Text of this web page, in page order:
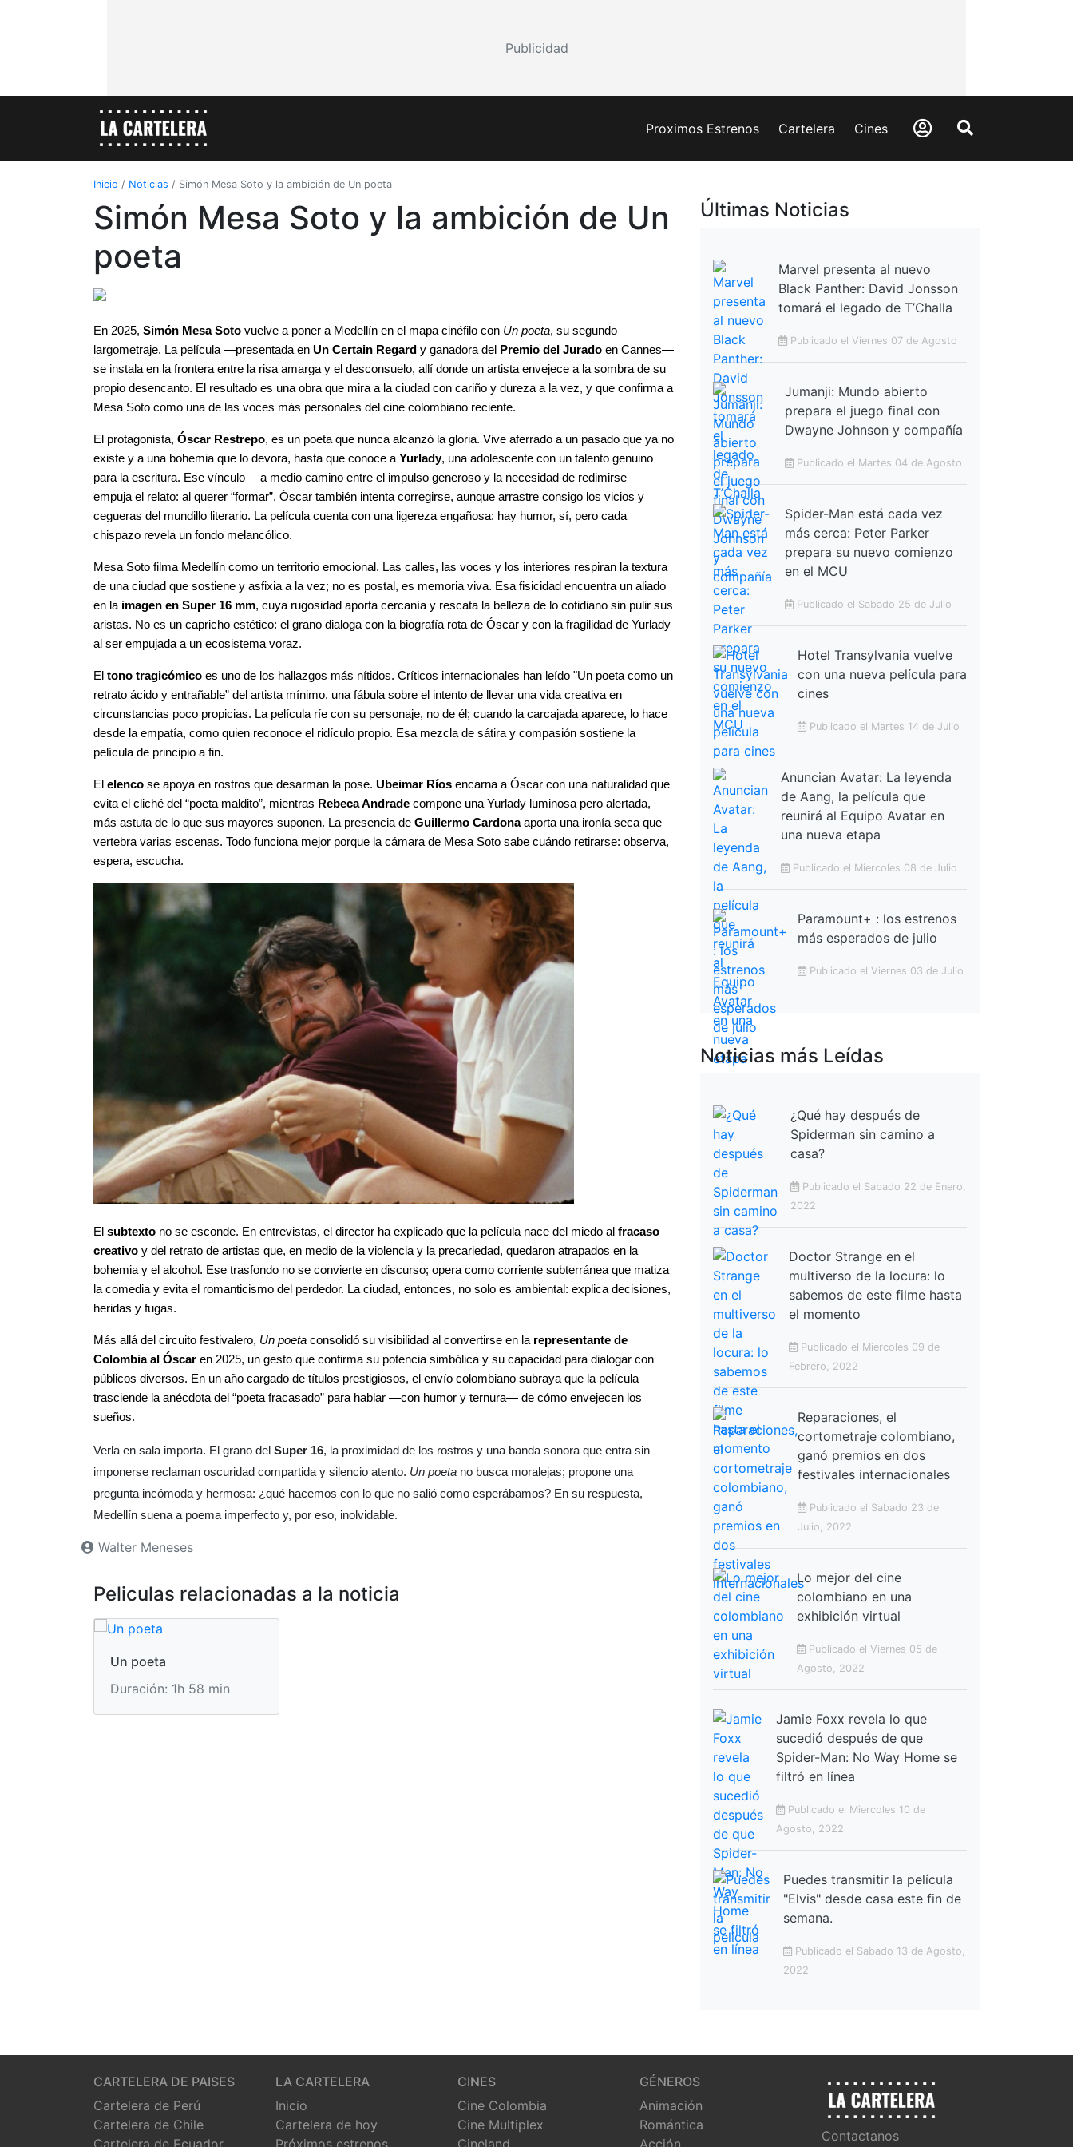
Publicidad
Proximos Estrenos Cartelera Cines
Inicio / Noticias / Simón Mesa Soto y la ambición de Un poeta
Simón Mesa Soto y la ambición de Un
poeta
En 2025, Simón Mesa Soto vuelve a poner a Medellín en el mapa cinéfilo con Un poeta, su segundo
largometraje. La película —presentada en Un Certain Regard y ganadora del Premio del Jurado en Cannes—
se instala en la frontera entre la risa amarga y el desconsuelo, allí donde un artista envejece a la sombra de su
propio desencanto. El resultado es una obra que mira a la ciudad con cariño y dureza a la vez, y que confirma a
Mesa Soto como una de las voces más personales del cine colombiano reciente.
El protagonista, Óscar Restrepo, es un poeta que nunca alcanzó la gloria. Vive aferrado a un pasado que ya no
existe y a una bohemia que lo devora, hasta que conoce a Yurlady, una adolescente con un talento genuino
para la escritura. Ese vínculo —a medio camino entre el impulso generoso y la necesidad de redimirse—
empuja el relato: al querer “formar”, Óscar también intenta corregirse, aunque arrastre consigo los vicios y
cegueras del mundillo literario. La película cuenta con una ligereza engañosa: hay humor, sí, pero cada
chispazo revela un fondo melancólico.
Mesa Soto filma Medellín como un territorio emocional. Las calles, las voces y los interiores respiran la textura
de una ciudad que sostiene y asfixia a la vez; no es postal, es memoria viva. Esa fisicidad encuentra un aliado
en la imagen en Super 16 mm, cuya rugosidad aporta cercanía y rescata la belleza de lo cotidiano sin pulir sus
aristas. No es un capricho estético: el grano dialoga con la biografía rota de Óscar y con la fragilidad de Yurlady
al ser empujada a un ecosistema voraz.
El tono tragicómico es uno de los hallazgos más nítidos. Críticos internacionales han leído "Un poeta como un
retrato ácido y entrañable” del artista mínimo, una fábula sobre el intento de llevar una vida creativa en
circunstancias poco propicias. La película ríe con su personaje, no de él; cuando la carcajada aparece, lo hace
desde la empatía, como quien reconoce el ridículo propio. Esa mezcla de sátira y compasión sostiene la
película de principio a fin.
El elenco se apoya en rostros que desarman la pose. Ubeimar Ríos encarna a Óscar con una naturalidad que
evita el cliché del “poeta maldito”, mientras Rebeca Andrade compone una Yurlady luminosa pero alertada,
más astuta de lo que sus mayores suponen. La presencia de Guillermo Cardona aporta una ironía seca que
vertebra varias escenas. Todo funciona mejor porque la cámara de Mesa Soto sabe cuándo retirarse: observa,
espera, escucha.
El subtexto no se esconde. En entrevistas, el director ha explicado que la película nace del miedo al fracaso
creativo y del retrato de artistas que, en medio de la violencia y la precariedad, quedaron atrapados en la
bohemia y el alcohol. Ese trasfondo no se convierte en discurso; opera como corriente subterránea que matiza
la comedia y evita el romanticismo del perdedor. La ciudad, entonces, no solo es ambiental: explica decisiones,
heridas y fugas.
Más allá del circuito festivalero, Un poeta consolidó su visibilidad al convertirse en la representante de
Colombia al Óscar en 2025, un gesto que confirma su potencia simbólica y su capacidad para dialogar con
públicos diversos. En un año cargado de títulos prestigiosos, el envío colombiano subraya que la película
trasciende la anécdota del “poeta fracasado” para hablar —con humor y ternura— de cómo envejecen los
sueños.
Verla en sala importa. El grano del Super 16, la proximidad de los rostros y una banda sonora que entra sin
imponerse reclaman oscuridad compartida y silencio atento. Un poeta no busca moralejas; propone una
pregunta incómoda y hermosa: ¿qué hacemos con lo que no salió como esperábamos? En su respuesta,
Medellín suena a poema imperfecto y, por eso, inolvidable.
Walter Meneses
Peliculas relacionadas a la noticia
Un poeta
Duración: 1h 58 min
Últimas Noticias
Marvel presenta al nuevo
Black Panther: David Jonsson
tomará el legado de T’Challa
Publicado el Viernes 07 de Agosto
Jumanji: Mundo abierto
prepara el juego final con
Dwayne Johnson y compañía
Publicado el Martes 04 de Agosto
Spider-Man está cada vez
más cerca: Peter Parker
prepara su nuevo comienzo
en el MCU
Publicado el Sabado 25 de Julio
Hotel Transylvania vuelve
con una nueva película para
cines
Publicado el Martes 14 de Julio
Anuncian Avatar: La leyenda
de Aang, la película que
reunirá al Equipo Avatar en
una nueva etapa
Publicado el Miercoles 08 de Julio
Paramount+ : los estrenos
más esperados de julio
Publicado el Viernes 03 de Julio
Noticias más Leídas
¿Qué hay después de
Spiderman sin camino a
casa?
Publicado el Sabado 22 de Enero,
2022
Doctor Strange en el
multiverso de la locura: lo
sabemos de este filme hasta
el momento
Publicado el Miercoles 09 de
Febrero, 2022
Reparaciones, el
cortometraje colombiano,
ganó premios en dos
festivales internacionales
Publicado el Sabado 23 de
Julio, 2022
Lo mejor del cine
colombiano en una
exhibición virtual
Publicado el Viernes 05 de
Agosto, 2022
Jamie Foxx revela lo que
sucedió después de que
Spider-Man: No Way Home se
filtró en línea
Publicado el Miercoles 10 de
Agosto, 2022
Puedes transmitir la película
"Elvis" desde casa este fin de
semana.
Publicado el Sabado 13 de Agosto,
2022
CARTELERA DE PAISES
Cartelera de Perú
Cartelera de Chile
LA CARTELERA
Inicio
Cartelera de hoy
CINES
Cine Colombia
Cine Multiplex
GÉNEROS
Animación
Romántica
Contactanos